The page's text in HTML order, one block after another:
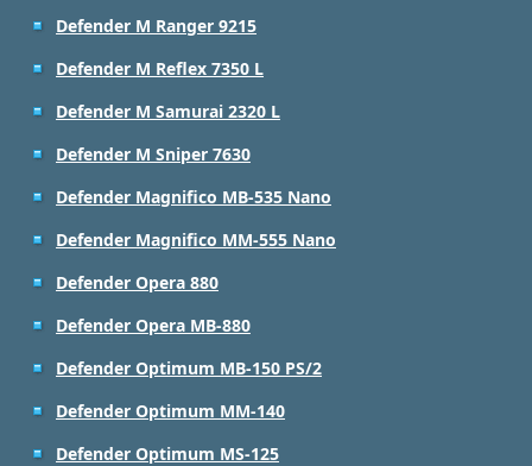
Defender M Ranger 9215
Defender M Reflex 7350 L
Defender M Samurai 2320 L
Defender M Sniper 7630
Defender Magnifico MB-535 Nano
Defender Magnifico MM-555 Nano
Defender Opera 880
Defender Opera MB-880
Defender Optimum MB-150 PS/2
Defender Optimum MM-140
Defender Optimum MS-125